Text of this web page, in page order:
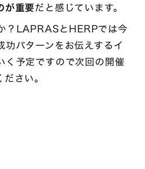
が重要だと感じています。
？LAPRASとHERPでは今
パターンをお伝えするイ
く予定ですので次回の開催
さい。